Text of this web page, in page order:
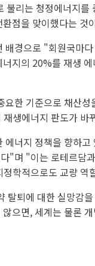
불리는 청정에너지
점을 맞이했다는 것
배경으로 "회원국마
지의 20%를 재생
요한 기준으로 채산
생에너지 판도가 바
너지 정책을 향하
"며 "이는 로테르담
학적으로도 교량
탈퇴에 대한 실망감
으면, 세계는 물론